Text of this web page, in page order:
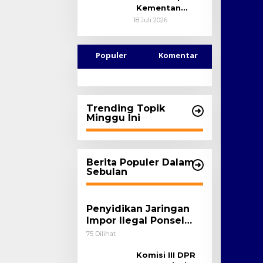
Selayar
Penegakan
Hukum Lintas
Kementan
Sinergi
Melalui KDKMP
18 Juli 2026
Populer Komentar
Trending Topik
Minggu Ini
Berita Populer Dalam
Sebulan
Penyidikan Jaringan
Impor Ilegal Ponsel
Bekas Rampung, Tiga
dan Satu Buron
75 Dilihat
Komisi III DPR